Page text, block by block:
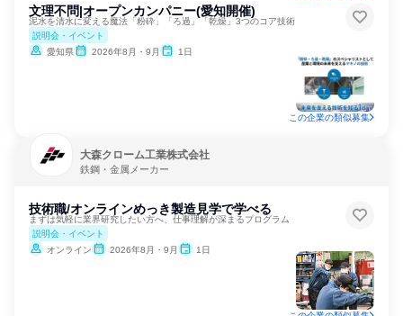
文理不問|オープンカンパニー(愛知開催)
泥水を清水に変える魔法「粉砕」「ろ過」「乾燥」3つのコア技術
説明会・イベント
愛知県
2026年8月・9月 1日
この企業の類似募集
大森クローム工業株式会社
鉄鋼・金属メーカー
技術職/オンラインめっき製造見学で学べる
まずは気軽に業界研究したい方へ、仕事理解が深まるプログラム
説明会・イベント
オンライン
2026年8月・9月 1日